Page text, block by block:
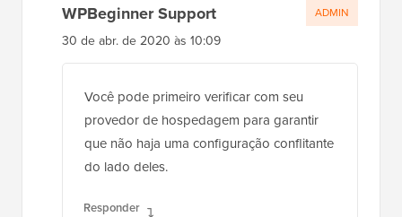
WPBeginner Support
30 de abr. de 2020 às 10:09
Você pode primeiro verificar com seu
provedor de hospedagem para garantir
que não haja uma configuração conflitante
do lado deles.
Responder
ADMIN